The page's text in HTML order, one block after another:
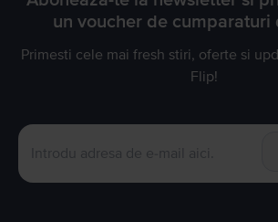
un voucher de cumparaturi
Primesti cele mai fresh stiri, oferte si
Flip!